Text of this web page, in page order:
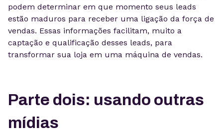
podem determinar em que momento seus leads
estão maduros para receber uma ligação da força de
vendas. Essas informações facilitam, muito a
captação e qualificação desses leads, para
transformar sua loja em uma máquina de vendas.
Parte dois: usando outras
mídias